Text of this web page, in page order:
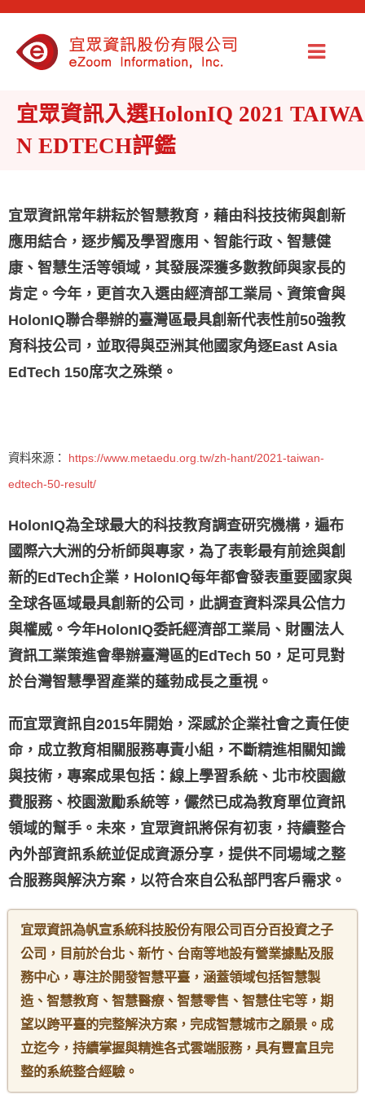
宜眾資訊入選HolonIQ 2021 TAIWA
N EDTECH評鑑
宜眾資訊常年耕耘於智慧教育，藉由科技技術與創新
應用結合，逐步觸及學習應用、智能行政、智慧健
康、智慧生活等領域，其發展深獲多數教師與家長的
肯定。今年，更首次入選由經濟部工業局、資策會與
HolonIQ聯合舉辦的臺灣區最具創新代表性前50強教
育科技公司，並取得與亞洲其他國家角逐East Asia
EdTech 150席次之殊榮。
資料來源： https://www.metaedu.org.tw/zh-hant/2021-taiwan-
edtech-50-result/
HolonIQ為全球最大的科技教育調查研究機構，遍布
國際六大洲的分析師與專家，為了表彰最有前途與創
新的EdTech企業，HolonIQ每年都會發表重要國家與
全球各區域最具創新的公司，此調查資料深具公信力
與權威。今年HolonIQ委託經濟部工業局、財團法人
資訊工業策進會舉辦臺灣區的EdTech 50，足可見對
於台灣智慧學習產業的蓬勃成長之重視。
而宜眾資訊自2015年開始，深感於企業社會之責任使
命，成立教育相關服務專責小組，不斷精進相關知識
與技術，專案成果包括：線上學習系統、北市校園繳
費服務、校園激勵系統等，儼然已成為教育單位資訊
領域的幫手。未來，宜眾資訊將保有初衷，持續整合
內外部資訊系統並促成資源分享，提供不同場域之整
合服務與解決方案，以符合來自公私部門客戶需求。
宜眾資訊為帆宣系統科技股份有限公司百分百投資之子
公司，目前於台北、新竹、台南等地設有營業據點及服
務中心，專注於開發智慧平臺，涵蓋領域包括智慧製
造、智慧教育、智慧醫療、智慧零售、智慧住宅等，期
望以跨平臺的完整解決方案，完成智慧城市之願景。成
立迄今，持續掌握與精進各式雲端服務，具有豐富且完
整的系統整合經驗。